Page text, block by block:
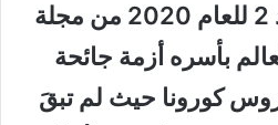
في ضوء إصدار العدد 2 للعام 2020 من مجلة
بأسره أزمة جائحة
كورونا حيث لم تبقَ